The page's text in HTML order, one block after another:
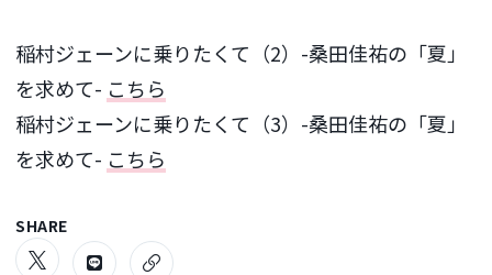
稲村ジェーンに乗りたくて（2）-桑田佳祐の「夏」
を求めて- こちら
稲村ジェーンに乗りたくて（3）-桑田佳祐の「夏」
を求めて- こちら
SHARE